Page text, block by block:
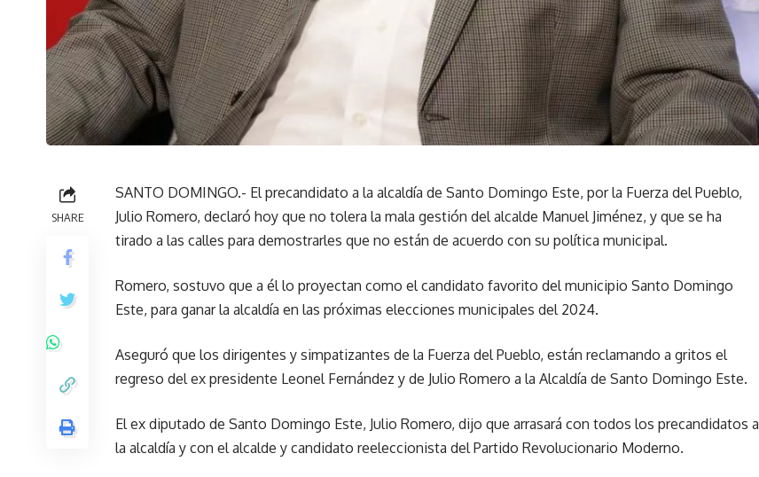
SHARE
SANTO DOMINGO.- El precandidato a la alcaldía de Santo Domingo Este, por la Fuerza del Pueblo,
Julio Romero, declaró hoy que no tolera la mala gestión del alcalde Manuel Jiménez, y que se ha
tirado a las calles para demostrarles que no están de acuerdo con su política municipal.
Romero, sostuvo que a él lo proyectan como el candidato favorito del municipio Santo Domingo
Este, para ganar la alcaldía en las próximas elecciones municipales del 2024.
Aseguró que los dirigentes y simpatizantes de la Fuerza del Pueblo, están reclamando a gritos el
regreso del ex presidente Leonel Fernández y de Julio Romero a la Alcaldía de Santo Domingo Este.
El ex diputado de Santo Domingo Este, Julio Romero, dijo que arrasará con todos los precandidatos a
la alcaldía y con el alcalde y candidato reeleccionista del Partido Revolucionario Moderno.